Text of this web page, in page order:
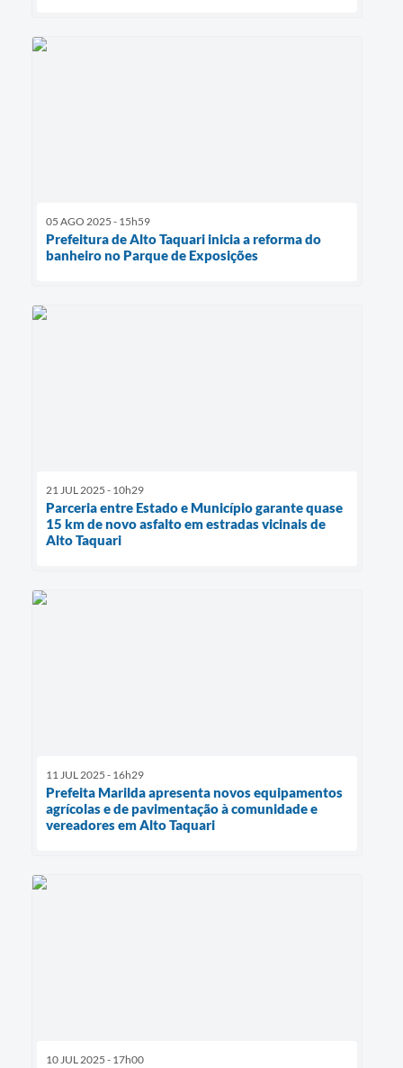
05 AGO 2025 - 15h59
Prefeitura de Alto Taquari inicia a reforma do
banheiro no Parque de Exposições
21 JUL 2025 - 10h29
Parceria entre Estado e Município garante quase
15 km de novo asfalto em estradas vicinais de
Alto Taquari
11 JUL 2025 - 16h29
Prefeita Marilda apresenta novos equipamentos
agrícolas e de pavimentação à comunidade e
vereadores em Alto Taquari
10 JUL 2025 - 17h00